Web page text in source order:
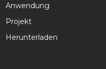
Anwendung
Projekt
Herunterladen